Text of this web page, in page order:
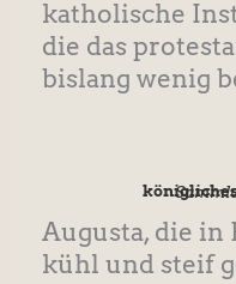
katholische
die das
bislang wenig
Augusta, die
kühl und steif